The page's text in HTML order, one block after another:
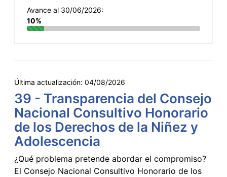
Avance al 30/06/2026:
10%
Última actualización: 04/08/2026
39 - Transparencia del Consejo
Nacional Consultivo Honorario
de los Derechos de la Niñez y
Adolescencia
¿Qué problema pretende abordar el compromiso?
El Consejo Nacional Consultivo Honorario de los